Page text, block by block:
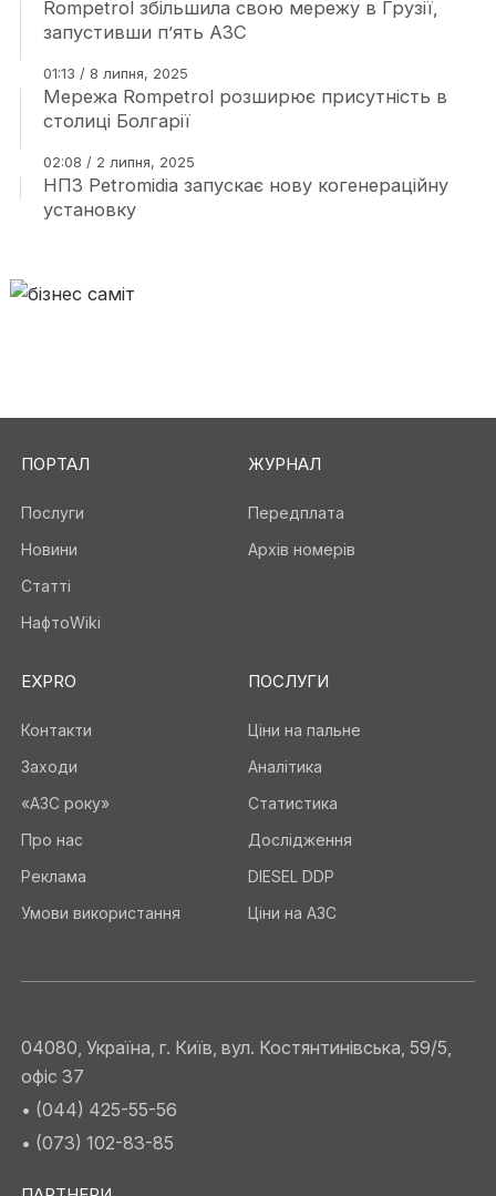
Rompetrol збільшила свою мережу в Грузії,
запустивши п’ять АЗС
01:13 / 8 липня, 2025
Мережа Rompetrol розширює присутність в
столиці Болгарії
02:08 / 2 липня, 2025
НПЗ Petromidia запускає нову когенераційну
установку
ПОРТАЛ
Послуги
Новини
Статті
НафтоWiki
ЖУРНАЛ
Передплата
Архів номерів
EXPRO
Контакти
Заходи
«АЗС року»
Про нас
Реклама
Умови використання
ПОСЛУГИ
Ціни на пальне
Аналітика
Статистика
Дослідження
DIESEL DDP
Ціни на АЗС
04080, Україна, г. Київ, вул. Костянтинівська, 59/5,
офіс 37
• (044) 425-55-56
• (073) 102-83-85